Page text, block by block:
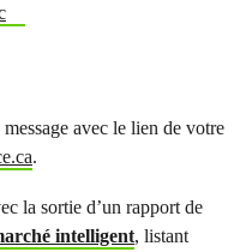
avec le lien de votre
.
la sortie d’un rapport de
intelligent, listant